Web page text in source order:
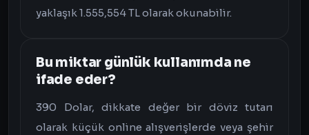
yaklaşık 1.555,554 TL olarak okunabilir.
Bu miktar günlük kullanımda ne
ifade eder?
390 Dolar, dikkate değer bir döviz tutarı
olarak küçük online alışverişlerde veya şehir